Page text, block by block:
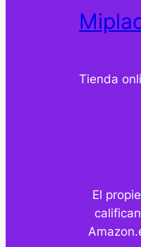
Tienda
El